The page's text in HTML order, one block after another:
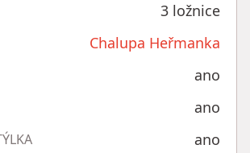
3 ložnice
Chalupa Heřmanka
ano
ano
ano